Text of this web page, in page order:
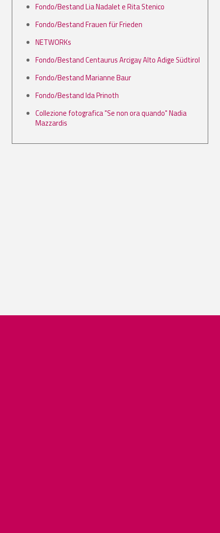
Fondo/Bestand Lia Nadalet e Rita Stenico
Fondo/Bestand Frauen für Frieden
NETWORKs
Fondo/Bestand Centaurus Arcigay Alto Adige Südtirol
Fondo/Bestand Marianne Baur
Fondo/Bestand Ida Prinoth
Collezione fotografica "Se non ora quando" Nadia
Mazzardis